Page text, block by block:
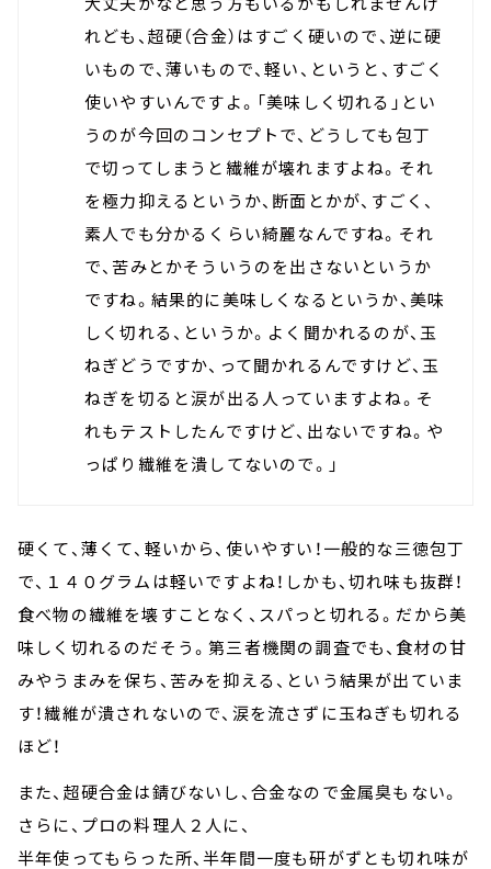
れども、超硬（合金）はすごく硬いので、逆に硬
いもので、薄いもので、軽い、というと、すごく
使いやすいんですよ。「美味しく切れる」とい
うのが今回のコンセプトで、どうしても包丁
で切ってしまうと繊維が壊れますよね。それ
を極力抑えるというか、断面とかが、すごく、
素人でも分かるくらい綺麗なんですね。それ
で、苦みとかそういうのを出さないというか
ですね。結果的に美味しくなるというか、美味
しく切れる、というか。よく聞かれるのが、玉
ねぎどうですか、って聞かれるんですけど、玉
ねぎを切ると涙が出る人っていますよね。そ
れもテストしたんですけど、出ないですね。や
っぱり繊維を潰してないので。」
硬くて、薄くて、軽いから、使いやすい！一般的な三徳包丁
で、１４０グラムは軽いですよね！しかも、切れ味も抜群！
食べ物の繊維を壊すことなく、スパっと切れる。だから美
味しく切れるのだそう。第三者機関の調査でも、食材の甘
みやうまみを保ち、苦みを抑える、という結果が出ていま
す！繊維が潰されないので、涙を流さずに玉ねぎも切れる
ほど！
また、超硬合金は錆びないし、合金なので金属臭もない。
さらに、プロの料理人２人に、
半年使ってもらった所、半年間一度も研がずとも切れ味が